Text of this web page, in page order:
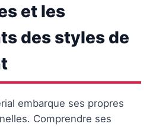
et les
des styles de
embarque ses propres
Comprendre ses